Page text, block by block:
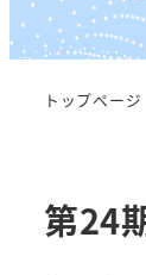
トップページ
第24